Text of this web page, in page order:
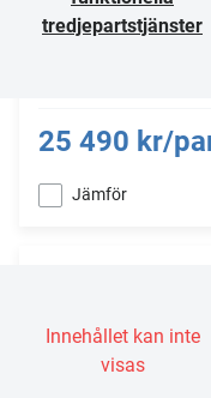
tredjepartstjänster
25 490 kr/
Jämför
Innehållet kan inte
visas